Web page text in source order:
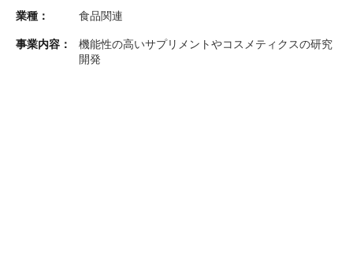
業種： 食品関連
事業内容：
機能性の高いサプリメントやコスメティクスの研究
開発